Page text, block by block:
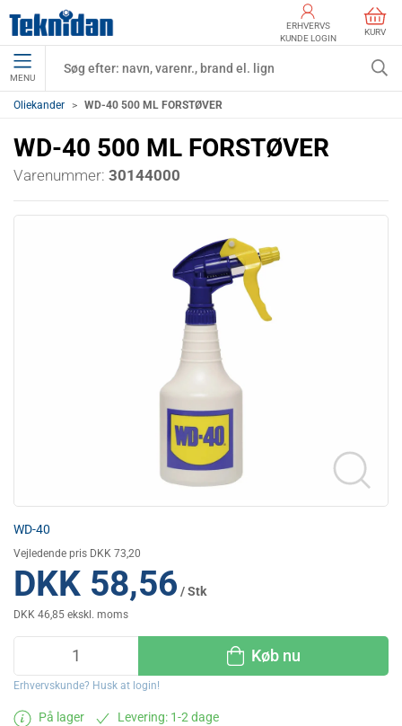
ERHVERVS
KUNDE LOGIN
KURV
MENU
Oliekander WD-40 500 ML FORSTØVER
WD-40 500 ML FORSTØVER
Varenummer: 30144000
WD-40
Vejledende pris DKK 73,20
DKK 58,56 / Stk
DKK 46,85 ekskl. moms
Køb nu
Erhvervskunde? Husk at login!
På lager Levering: 1-2 dage